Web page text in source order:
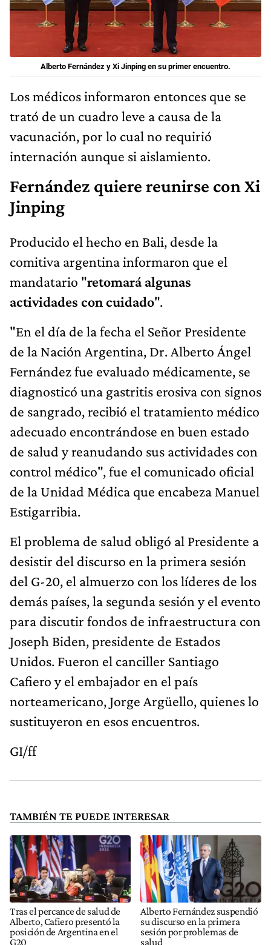
Alberto Fernández y Xi Jinping en su primer encuentro.
Los médicos informaron entonces que se
trató de un cuadro leve a causa de la
vacunación, por lo cual no requirió
internación aunque si aislamiento.
Fernández quiere reunirse con Xi
Jinping
Producido el hecho en Bali, desde la
comitiva argentina informaron que el
mandatario "retomará algunas
actividades con cuidado".
"En el día de la fecha el Señor Presidente
de la Nación Argentina, Dr. Alberto Ángel
Fernández fue evaluado médicamente, se
diagnosticó una gastritis erosiva con signos
de sangrado, recibió el tratamiento médico
adecuado encontrándose en buen estado
de salud y reanudando sus actividades con
control médico", fue el comunicado oficial
de la Unidad Médica que encabeza Manuel
Estigarribia.
El problema de salud obligó al Presidente a
desistir del discurso en la primera sesión
del G-20, el almuerzo con los líderes de los
demás países, la segunda sesión y el evento
para discutir fondos de infraestructura con
Joseph Biden, presidente de Estados
Unidos. Fueron el canciller Santiago
Cafiero y el embajador en el país
norteamericano, Jorge Argüello, quienes lo
sustituyeron en esos encuentros.
GI/ff
TAMBIÉN TE PUEDE INTERESAR
Tras el percance de salud de
Alberto, Cafiero presentó la
posición de Argentina en el
G20
Alberto Fernández suspendió
su discurso en la primera
sesión por problemas de
salud